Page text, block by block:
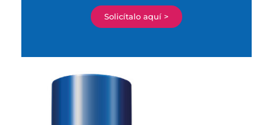
Solicítalo aquí >